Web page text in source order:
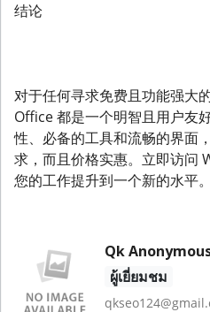
结论
对于任何寻求免费且功能强大
Office 都是一个明智且用户友
性、必备的工具和流畅的界面
求，而且价格实惠。立即访问
您的工作提升到一个新的水平。
Qk
ผู้เยี่ยมชม